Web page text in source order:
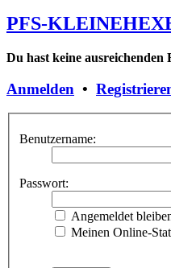
PFS-
Du hast keine ausreichenden
Anmelden •
Benutzername:
Passwort:
Angemeldet
Meinen Online-